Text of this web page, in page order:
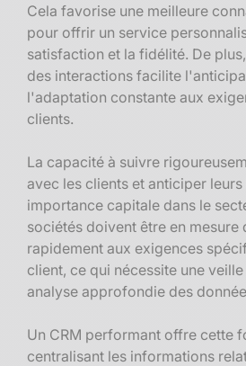
Cela favorise une meilleure
pour offrir un service
satisfaction et la fidélité. De
des interactions facilite
l'adaptation constante aux
clients.
La capacité à suivre
avec les clients et anticiper
importance capitale dans le
sociétés doivent être en mesure
rapidement aux exigences
client, ce qui nécessite une
analyse approfondie des
Un CRM performant offre cette
centralisant les informations